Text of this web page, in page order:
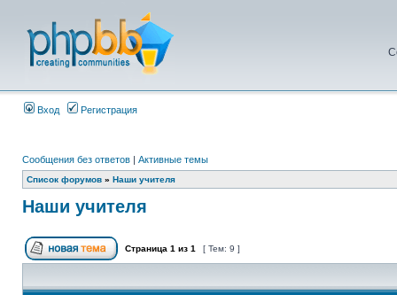
Вход Регистрация
Сообщения без ответов | Активные темы
Список форумов » Наши учителя
Наши учителя
Страница 1 из 1 [ Тем: 9 ]